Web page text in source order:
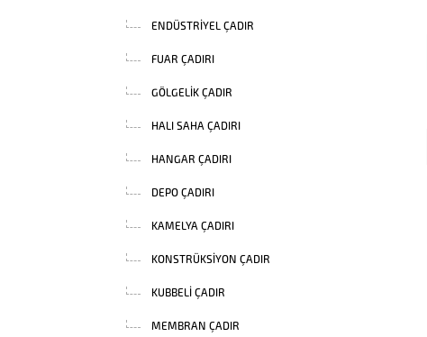
ENDÜSTRIYEL ÇADIR
FUAR ÇADIRI
GÖLGELIK ÇADIR
HALI SAHA ÇADIRI
HANGAR ÇADIRI
DEPO ÇADIRI
KAMELYA ÇADIRI
KONSTRÜKSIYON ÇADIR
KUBBELI ÇADIR
MEMBRAN ÇADIR